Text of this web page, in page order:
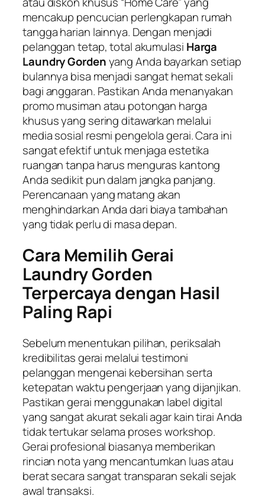
mencakup pencucian perlengkapan rumah
tangga harian lainnya. Dengan menjadi
pelanggan tetap, total akumulasi Harga
Laundry Gordenyang Anda bayarkan setiap
bulannya bisa menjadi sangat hemat sekali
bagi anggaran. Pastikan Anda menanyakan
promo musiman atau potongan harga
khusus yang sering ditawarkan melalui
media sosial resmi pengelola gerai. Cara ini
sangat efektif untuk menjaga estetika
ruangan tanpa harus menguras kantong
Anda sedikit pun dalam jangka panjang.
Perencanaan yang matang akan
menghindarkan Anda dari biaya tambahan
yang tidak perlu di masa depan.
Cara Memilih Gerai
Laundry Gorden
Terpercaya dengan Hasil
Paling Rapi
Sebelum menentukan pilihan, periksalah
kredibilitas gerai melalui testimoni
pelanggan mengenai kebersihan serta
ketepatan waktu pengerjaan yang dijanjikan.
Pastikan gerai menggunakan label digital
yang sangat akurat sekali agar kain tirai Anda
tidak tertukar selama proses workshop.
Gerai profesional biasanya memberikan
rincian nota yang mencantumkan luas atau
berat secara sangat transparan sekali sejak
awal transaksi.